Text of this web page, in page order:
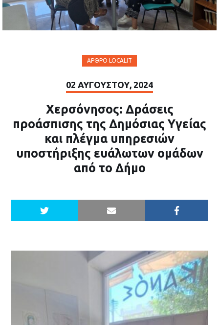
ΆΡΘΡΟ LOCALIT
02 ΑΥΓΟΎΣΤΟΥ, 2024
Χερσόνησος: Δράσεις
προάσπισης της Δημόσιας Υγείας
και πλέγμα υπηρεσιών
υποστήριξης ευάλωτων ομάδων
από το Δήμο